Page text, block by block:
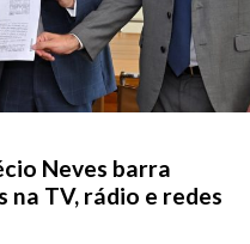
Neves barra
na TV, rádio e redes